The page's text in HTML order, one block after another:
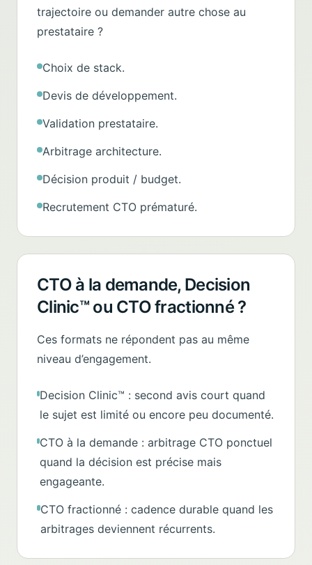
trajectoire ou demander autre chose au
prestataire ?
Choix de stack.
Devis de développement.
Validation prestataire.
Arbitrage architecture.
Décision produit / budget.
Recrutement CTO prématuré.
CTO à la demande, Decision
Clinic™ ou CTO fractionné ?
Ces formats ne répondent pas au même
niveau d’engagement.
Decision Clinic™ : second avis court quand
le sujet est limité ou encore peu documenté.
CTO à la demande : arbitrage CTO ponctuel
quand la décision est précise mais
engageante.
CTO fractionné : cadence durable quand les
arbitrages deviennent récurrents.